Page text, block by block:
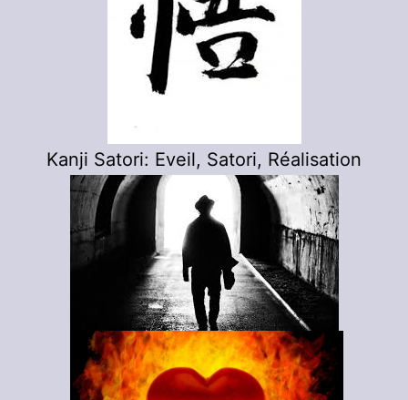
Kanji Satori: Eveil, Satori, Réalisation